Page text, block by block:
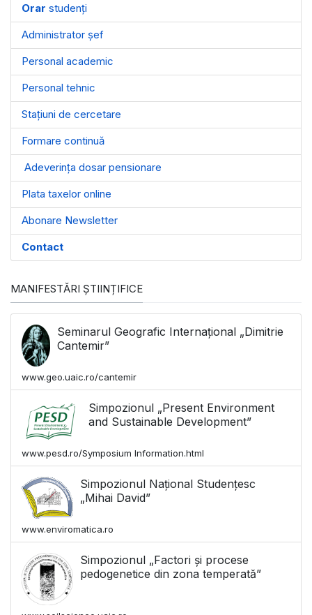
Orar studenți
Administrator șef
Personal academic
Personal tehnic
Stațiuni de cercetare
Formare continuă
Adeverința dosar pensionare
Plata taxelor online
Abonare Newsletter
Contact
MANIFESTĂRI ȘTIINȚIFICE
Seminarul Geografic Internațional „Dimitrie
Cantemir”
www.geo.uaic.ro/cantemir
Simpozionul „Present Environment
and Sustainable Development”
www.pesd.ro/Symposium Information.html
Simpozionul Național Studențesc
„Mihai David”
www.enviromatica.ro
Simpozionul „Factori și procese
pedogenetice din zona temperată”